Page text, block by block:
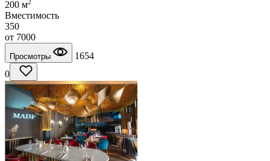
200 м2
Вместимость
350
от 7000
Просмотры
1654
0